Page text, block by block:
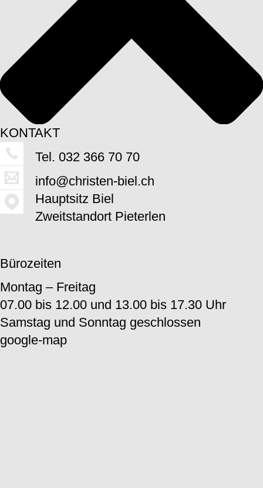
032 366 70 70
info@christen-biel.ch
Hauptsitz Biel
Schwanengasse 34
2501 Biel
KONTAKT
Tel. 032 366 70 70
info@christen-biel.ch
Hauptsitz Biel
Zweitstandort Pieterlen
Bürozeiten
Montag – Freitag
07.00 bis 12.00 und 13.00 bis 17.30 Uhr
Samstag und Sonntag geschlossen
google-map